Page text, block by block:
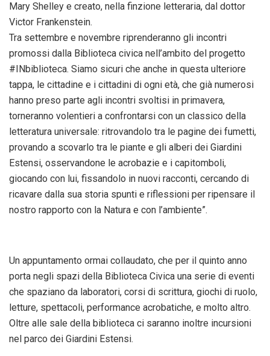
Mary Shelley e creato, nella finzione letteraria, dal dottor
Victor Frankenstein.
Tra settembre e novembre riprenderanno gli incontri
promossi dalla Biblioteca civica nell’ambito del progetto
#INbiblioteca. Siamo sicuri che anche in questa ulteriore
tappa, le cittadine e i cittadini di ogni età, che già numerosi
hanno preso parte agli incontri svoltisi in primavera,
torneranno volentieri a confrontarsi con un classico della
letteratura universale: ritrovandolo tra le pagine dei fumetti,
provando a scovarlo tra le piante e gli alberi dei Giardini
Estensi, osservandone le acrobazie e i capitomboli,
giocando con lui, fissandolo in nuovi racconti, cercando di
ricavare dalla sua storia spunti e riflessioni per ripensare il
nostro rapporto con la Natura e con l’ambiente”.
Un appuntamento ormai collaudato, che per il quinto anno
porta negli spazi della Biblioteca Civica una serie di eventi
che spaziano da laboratori, corsi di scrittura, giochi di ruolo,
letture, spettacoli, performance acrobatiche, e molto altro.
Oltre alle sale della biblioteca ci saranno inoltre incursioni
nel parco dei Giardini Estensi.